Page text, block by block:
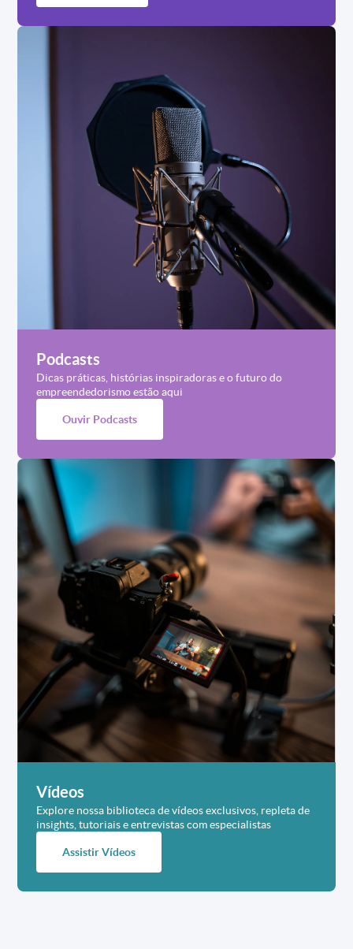
Podcasts
Dicas práticas, histórias inspiradoras e o futuro do
empreendedorismo estão aqui
Ouvir Podcasts
Vídeos
Explore nossa biblioteca de vídeos exclusivos, repleta de
insights, tutoriais e entrevistas com especialistas
Assistir Vídeos